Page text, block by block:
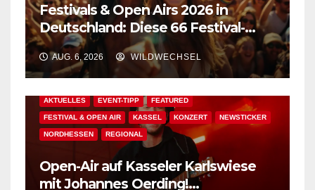
Festivals & Open Airs 2026 in
Deutschland: Diese 66 Festival-
Events warten auf Dich!
AUG. 6, 2026 WILDWECHSEL
AKTUELLES EVENT-TIPP FEATURED
FESTIVAL & OPEN AIR KASSEL KONZERT NEWSTICKER
NORDHESSEN REGIONAL
Open-Air auf Kasseler Karlswiese
mit Johannes Oerding!